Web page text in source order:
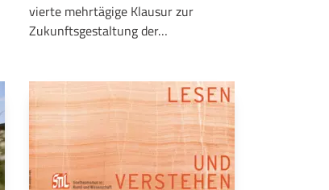
vierte mehrtägige Klausur zur
Zukunftsgestaltung der…